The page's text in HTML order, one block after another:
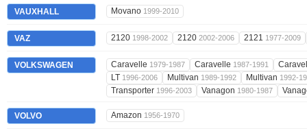
VAUXHALL Movano 1999-2010
VAZ 2120 1998-2002 2120 2002-2006 2121 1977-2009
VOLKSWAGEN Caravelle 1979-1987 Caravelle 1987-1991
LT 1996-2006 Multivan 1989-1992 Multivan 1992-
Transporter 1996-2003 Vanagon 1980-1987
VOLVO Amazon 1956-1970